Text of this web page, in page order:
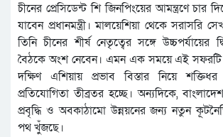
চীনের প্রেসিডেন্ট শি জিনপিংয়ের আমন্ত্রণে চার
যাবেন প্রধানমন্ত্রী। মালয়েশিয়া থেকে সরাসরি
তিনি চীনের শীর্ষ নেতৃত্বের সঙ্গে উচ্চপর্যায়ের
বৈঠকে অংশ নেবেন। এমন এক সময়ে এই সফরটি
দক্ষিণ এশিয়ায় প্রভাব বিস্তার নিয়ে
প্রতিযোগিতা তীব্রতর হচ্ছে। অন্যদিকে,
প্রবৃদ্ধি ও অবকাঠামো উন্নয়নের জন্য নতুন
পথ খুঁজছে।